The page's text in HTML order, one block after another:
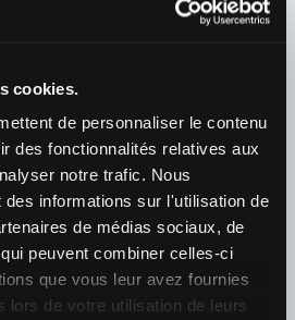
cookies.
de personnaliser le contenu
des fonctionnalités relatives aux
notre trafic. Nous
des informations sur l'utilisation de
de médias sociaux, de
peuvent combiner celles-ci
que vous leur avez fournies
lors de votre utilisation de leurs
1,23 +151
3,45 3,95
2 +147
7,75 18,00
2 +150